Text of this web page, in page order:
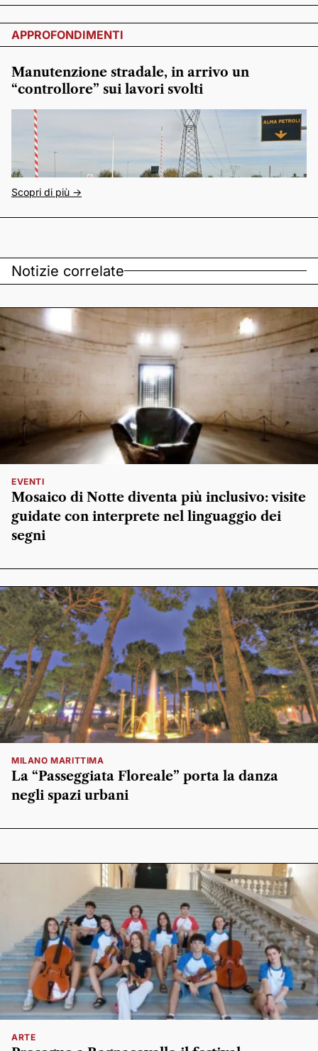
APPROFONDIMENTI
Manutenzione stradale, in arrivo un
“controllore” sui lavori svolti
Scopri di più ->
Notizie correlate
EVENTI
Mosaico di Notte diventa più inclusivo: visite
guidate con interprete nel linguaggio dei
segni
MILANO MARITTIMA
La “Passeggiata Floreale” porta la danza
negli spazi urbani
ARTE